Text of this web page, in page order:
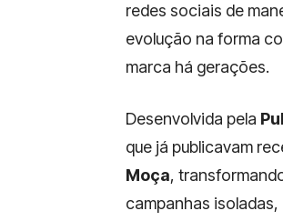
redes sociais de
evolução na forma
marca há gerações.
Desenvolvida pela
que já publicavam
Moça,
campanhas